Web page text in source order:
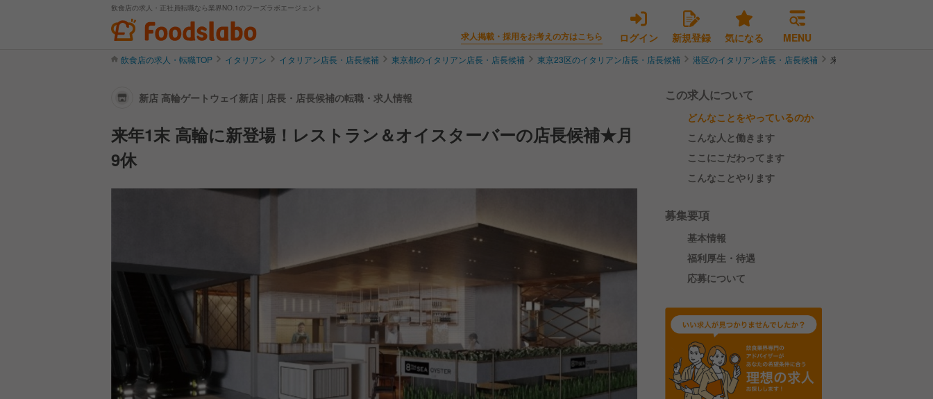
飲食店の求人・正社員転職なら業界NO.1のフーズラボエージェント
求人掲載・採用をお考えの方はこちら ログイン 新規登録 気になる MENU
飲食店の求人・転職TOP イタリアン イタリアン店長・店長候補 東京都のイタリアン店長・店長候補 東京23区のイタリアン店長・店長候補 港区のイタリアン店長・店長候補 来年1末 高輪に新登場！
新店 高輪ゲートウェイ新店 | 店長・店長候補の転職・求人情報
来年1末 高輪に新登場！レストラン＆オイスターバーの店長候補★月
9休
この求人について
どんなことをやっているのか
こんな人と働きます
ここにこだわってます
こんなことやります
募集要項
基本情報
福利厚生・待遇
応募について